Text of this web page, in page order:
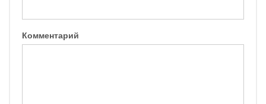
Комментарий